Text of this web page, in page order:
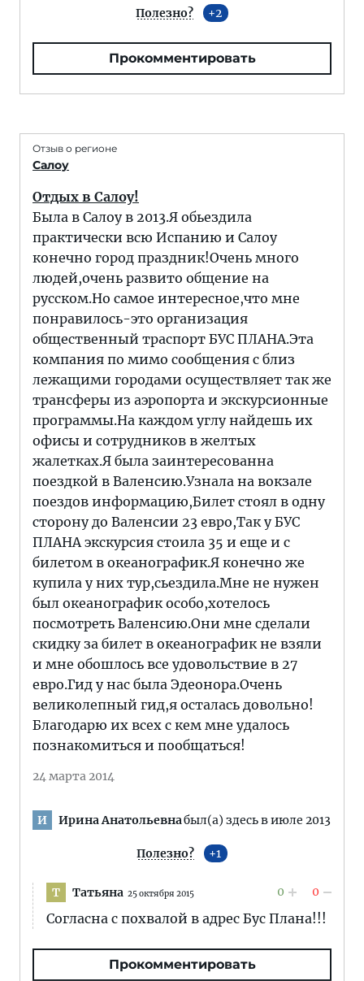
Полезно? 2
Прокомментировать
Отзыв о регионе
Салоу
Отдых в Салоу!
Была в Салоу в 2013.Я обьездила
практически всю Испанию и Салоу
конечно город праздник!Очень много
людей,очень развито общение на
русском.Но самое интересное,что мне
понравилось-это организация
общественный траспорт БУС ПЛАНА.Эта
компания по мимо сообщения с близ
лежащими городами осуществляет так же
трансферы из аэропорта и экскурсионные
программы.На каждом углу найдешь их
офисы и сотрудников в желтых
жалетках.Я была заинтересованна
поездкой в Валенсию.Узнала на вокзале
поездов информацию,Билет стоял в одну
сторону до Валенсии 23 евро,Так у БУС
ПЛАНА экскурсия стоила 35 и еще и с
билетом в океанографик.Я конечно же
купила у них тур,сьездила.Мне не нужен
был океанографик особо,хотелось
посмотреть Валенсию.Они мне сделали
скидку за билет в океанографик не взяли
и мне обошлось все удовольствие в 27
евро.Гид у нас была Эдеонора.Очень
великолепный гид,я осталась довольно!
Благодарю их всех с кем мне удалось
познакомиться и пообщаться!
24 марта 2014
И Ирина Анатольевнабыл(а) здесь в июле 2013
Полезно? 1
Т Татьяна 25 октября 2015 0 0
Согласна с похвалой в адрес Бус Плана!!!
Прокомментировать